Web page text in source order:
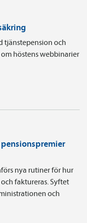
tjänstepension och
höstens webbinarier
nya rutiner för hur
faktureras. Syftet
och